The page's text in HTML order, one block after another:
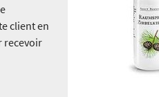
client en
recevoir